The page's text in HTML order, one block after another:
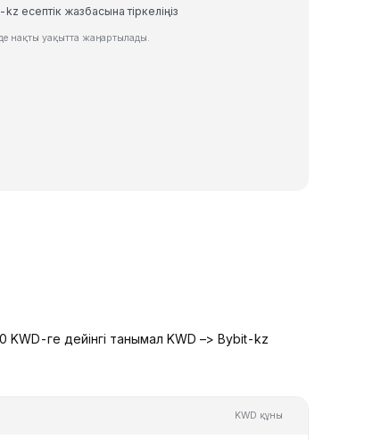
есептік жазбасына тіркеліңіз
нақты уақытта жаңартылады.
ге дейінгі танымал KWD –> Bybit-kz
KWD құны